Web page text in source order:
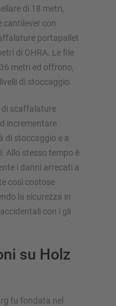
di 18 metri,
cantilever con
portapallet
di OHRA. Le file
metri ed offrono,
di stoccaggio.
di scaffalature
incrementare
di stoccaggio e a
Allo stesso tempo è
i danni arrecati a
così costose
la sicurezza in
con i gli
su Holz
fu fondata nel